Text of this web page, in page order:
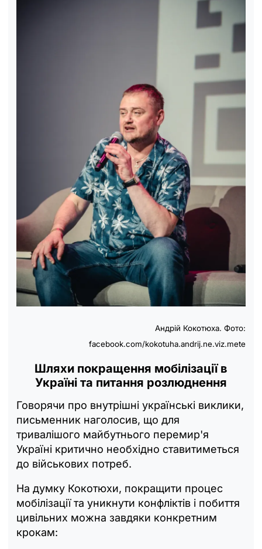
Андрій Кокотюха. Фото:
facebook.com/kokotuha.andrij.ne.viz.mete
Шляхи покращення мобілізації в
Україні та питання розлюднення
Говорячи про внутрішні українські виклики,
письменник наголосив, що для
тривалішого майбутнього перемир'я
Україні критично необхідно ставитиметься
до військових потреб.
На думку Кокотюхи, покращити процес
мобілізації та уникнути конфліктів і побиття
цивільних можна завдяки конкретним
крокам: